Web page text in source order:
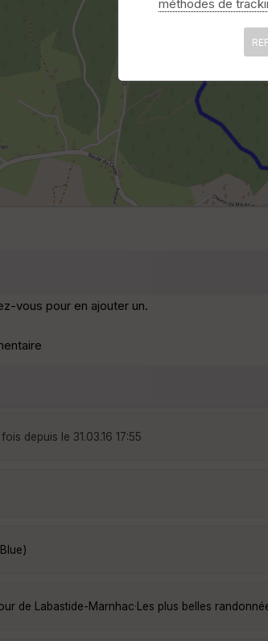
vous pour en ajouter un.
depuis le 31.03.16 17:55
de Labastide-Marnhac· Les plus belles
méthodes de